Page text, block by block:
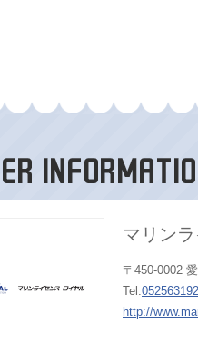
マリン
〒450-0002
Tel.
http://